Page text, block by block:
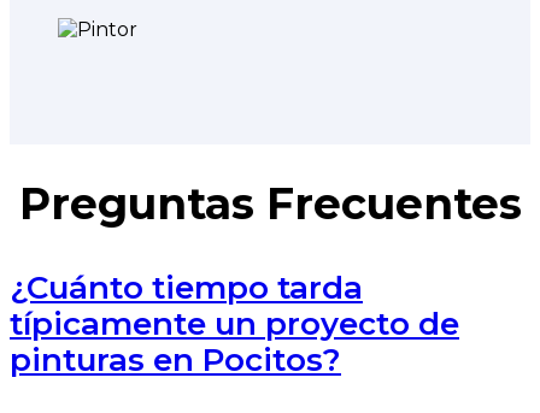
Preguntas Frecuentes
¿Cuánto tiempo tarda
típicamente un proyecto de
pinturas en Pocitos?